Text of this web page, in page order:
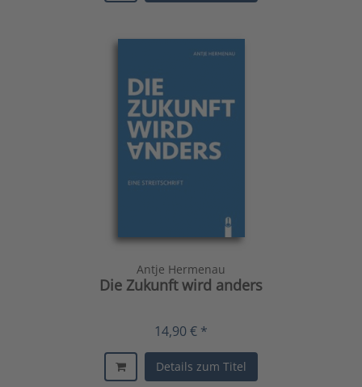
Antje Hermenau
Die Zukunft wird anders
14,90 € *
Details zum Titel